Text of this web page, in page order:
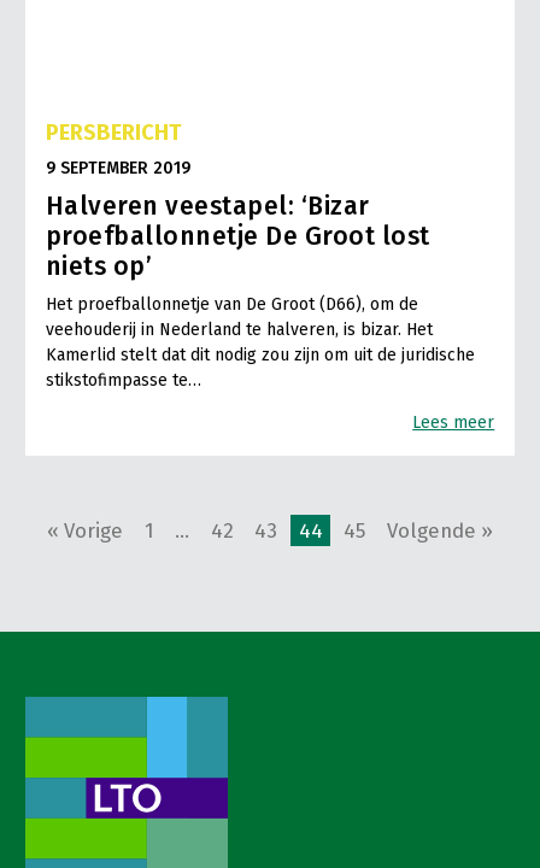
PERSBERICHT
9 SEPTEMBER 2019
Halveren veestapel: ‘Bizar
proefballonnetje De Groot lost
niets op’
Het proefballonnetje van De Groot (D66), om de
veehouderij in Nederland te halveren, is bizar. Het
Kamerlid stelt dat dit nodig zou zijn om uit de juridische
stikstofimpasse te…
Lees meer
« Vorige 1 … 42 43 44 45 Volgende »